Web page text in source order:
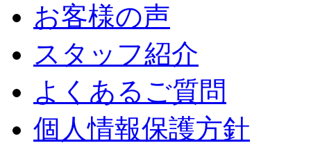
お客様の声
スタッフ紹介
よくあるご質問
個人情報保護方針